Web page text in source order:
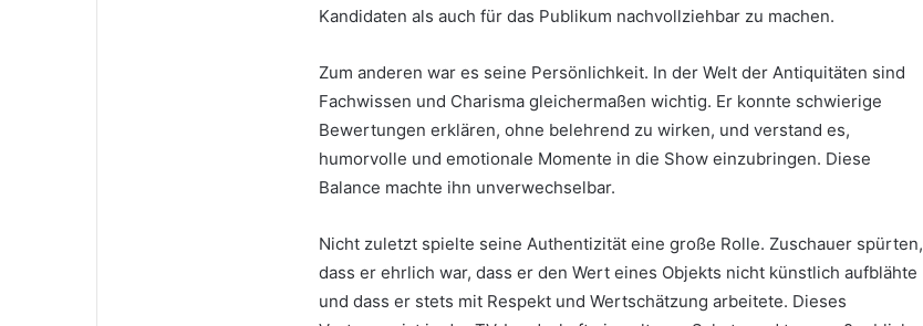
Kandidaten als auch für das Publikum nachvollziehbar zu machen.
Zum anderen war es seine Persönlichkeit. In der Welt der Antiquitäten sind
Fachwissen und Charisma gleichermaßen wichtig. Er konnte schwierige
Bewertungen erklären, ohne belehrend zu wirken, und verstand es,
humorvolle und emotionale Momente in die Show einzubringen. Diese
Balance machte ihn unverwechselbar.
Nicht zuletzt spielte seine Authentizität eine große Rolle. Zuschauer spürten,
dass er ehrlich war, dass er den Wert eines Objekts nicht künstlich aufblähte
und dass er stets mit Respekt und Wertschätzung arbeitete. Dieses